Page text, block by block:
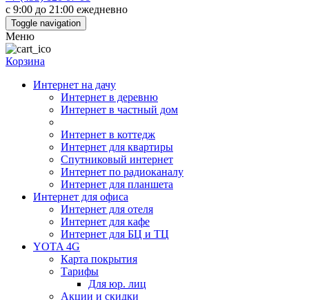
с 9:00 до 21:00 ежедневно
Toggle navigation
Меню
Корзина
Интернет на дачу
Интернет в деревню
Интернет в частный дом
Интернет в коттедж
Интернет для квартиры
Спутниковый интернет
Интернет по радиоканалу
Интернет для планшета
Интернет для офиса
Интернет для отеля
Интернет для кафе
Интернет для БЦ и ТЦ
YOTA 4G
Карта покрытия
Тарифы
Для юр. лиц
Акции и скидки